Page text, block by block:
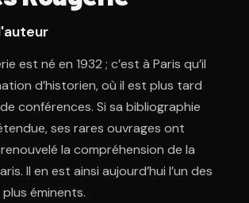
est né en 1932 ; c’est à Paris qu’il
d’historien, où il est plus tard
conférences. Si sa bibliographie
ses rares ouvrages ont
la compréhension de la
Il en est ainsi aujourd’hui l’un des
éminents.